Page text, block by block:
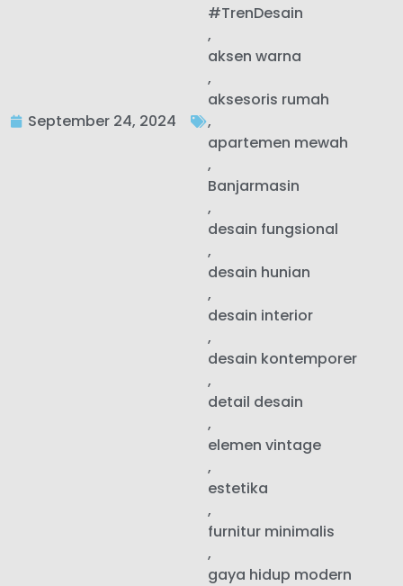
September 24, 2024
#TrenDesain
,
aksen warna
,
aksesoris rumah
,
apartemen mewah
,
Banjarmasin
,
desain fungsional
,
desain hunian
,
desain interior
,
desain kontemporer
,
detail desain
,
elemen vintage
,
estetika
,
furnitur minimalis
,
gaya hidup modern